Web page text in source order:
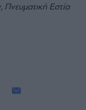
Πνευματική Εστία